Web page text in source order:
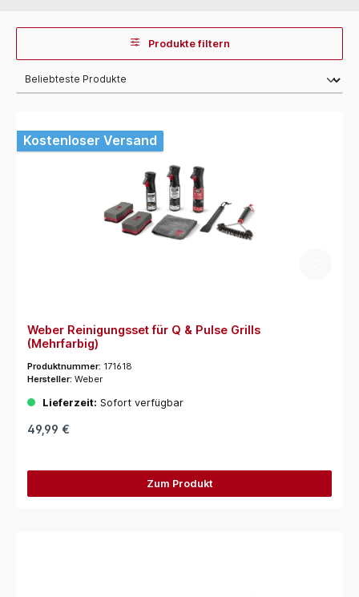
Produkte filtern
Kostenloser Versand
Weber Reinigungsset für Q & Pulse Grills
(Mehrfarbig)
Produktnummer: 171618
Hersteller: Weber
Lieferzeit: Sofort verfügbar
49,99 €
Zum Produkt